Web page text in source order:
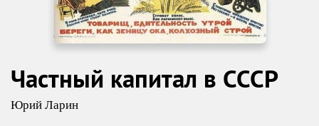
Частный капитал в СССР
Юрий Ларин